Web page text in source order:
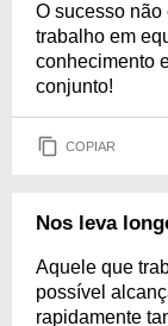
O sucesso
trabalho em
conhecimento
conjunto!
COPIAR
Nos leva
Aquele que
possível
rapidamente